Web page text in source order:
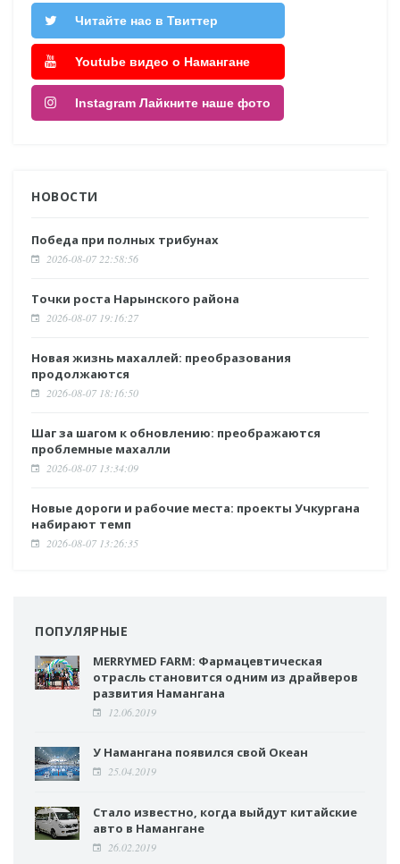
Читайте нас в Твиттер
Youtube видео о Намангане
Instagram Лайкните наше фото
НОВОСТИ
Победа при полных трибунах
2026-08-07 22:58:56
Точки роста Нарынского района
2026-08-07 19:16:27
Новая жизнь махаллей: преобразования
продолжаются
2026-08-07 18:16:50
Шаг за шагом к обновлению: преображаются
проблемные махалли
2026-08-07 13:34:09
Новые дороги и рабочие места: проекты Учкургана
набирают темп
2026-08-07 13:26:35
ПОПУЛЯРНЫЕ
MERRYMED FARM: Фармацевтическая
отрасль становится одним из драйверов
развития Намангана
12.06.2019
У Намангана появился свой Океан
25.04.2019
Стало известно, когда выйдут китайские
авто в Намангане
26.02.2019